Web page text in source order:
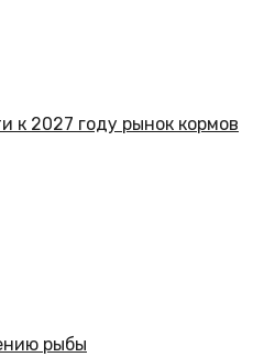
к 2027 году рынок кормов
рыбы